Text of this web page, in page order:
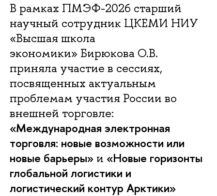
В рамках ПМЭФ-2026 старший
научный сотрудник ЦКЕМИ НИУ
«Высшая школа
экономики» Бирюкова О.В.
приняла участие в сессиях,
посвященных актуальным
проблемам участия России во
внешней торговле:
«Международная электронная
торговля: новые возможности или
новые барьеры» и «Новые горизонты
глобальной логистики и
логистический контур Арктики»